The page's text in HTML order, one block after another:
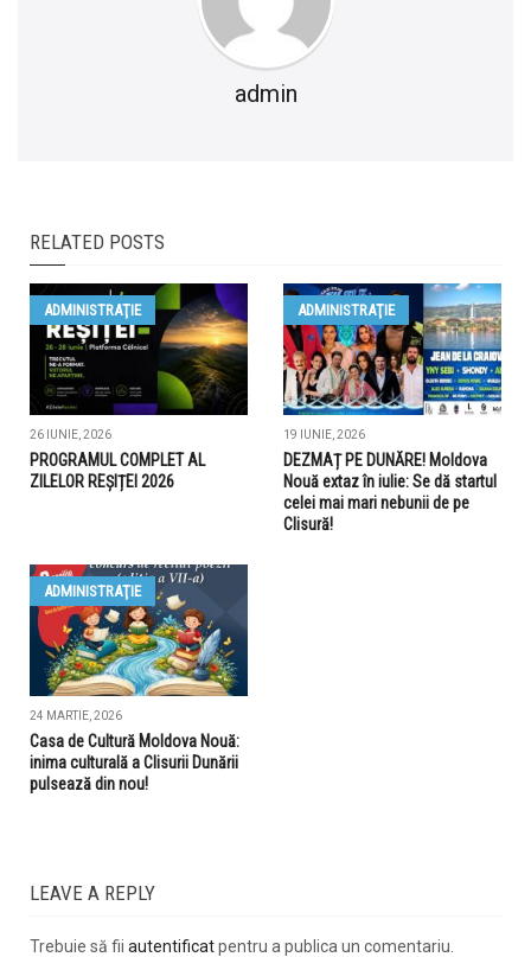
admin
RELATED POSTS
ADMINISTRAŢIE
26 IUNIE, 2026
PROGRAMUL COMPLET AL
ZILELOR REȘIȚEI 2026
ADMINISTRAŢIE
19 IUNIE, 2026
DEZMAȚ PE DUNĂRE! Moldova
Nouă extaz în iulie: Se dă startul
celei mai mari nebunii de pe
Clisură!
ADMINISTRAŢIE
24 MARTIE, 2026
Casa de Cultură Moldova Nouă:
inima culturală a Clisurii Dunării
pulsează din nou!
LEAVE A REPLY
Trebuie să fii autentificatpentru a publica un comentariu.